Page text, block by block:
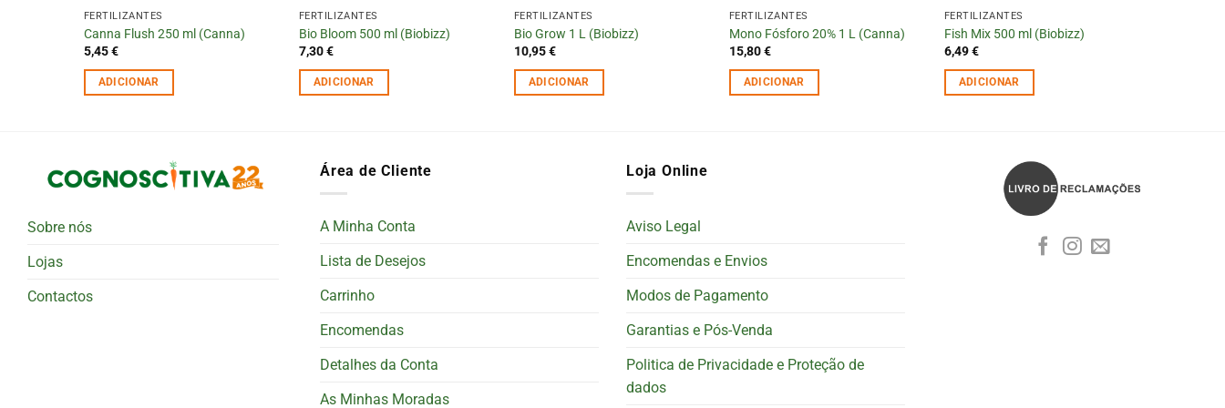
FERTILIZANTES
Canna Flush 250 ml (Canna)
5,45€
ADICIONAR
FERTILIZANTES
Bio Bloom 500 ml (Biobizz)
7,30€
ADICIONAR
FERTILIZANTES
Bio Grow 1 L (Biobizz)
10,95€
ADICIONAR
FERTILIZANTES
Mono Fósforo 20% 1 L (Canna)
15,80€
ADICIONAR
FERTILIZANTES
Fish Mix 500 ml (Biobizz)
6,49€
ADICIONAR
Sobre nós
Lojas
Contactos
Área de Cliente
A Minha Conta
Lista de Desejos
Carrinho
Encomendas
Detalhes da Conta
As Minhas Moradas
Loja Online
Aviso Legal
Encomendas e Envios
Modos de Pagamento
Garantias e Pós-Venda
Politica de Privacidade e Proteção de
dados